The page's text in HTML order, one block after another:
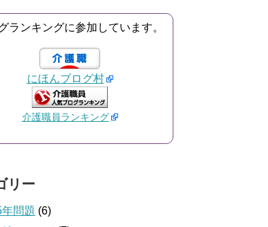
ランキングに参加しています。
にほんブログ村
介護職員ランキング
リー
問題 (6)